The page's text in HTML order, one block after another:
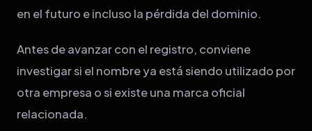
en el futuro e incluso la pérdida del dominio.
Antes de avanzar con el registro, conviene
investigar si el nombre ya está siendo utilizado por
otra empresa o si existe una marca oficial
relacionada.